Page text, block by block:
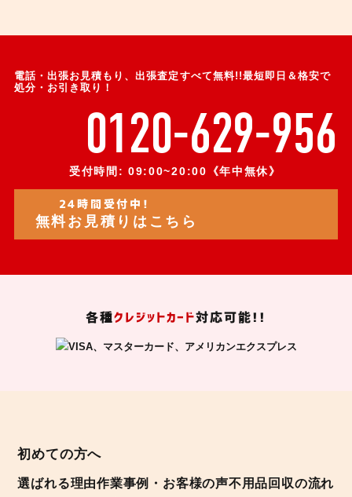
電話・出張お見積もり、出張査定すべて無料!!最短即日＆格安で
処分・お引き取り！
0120-629-956
受付時間: 09:00~20:00《年中無休》
24時間受付中!
無料お見積りはこちら
各種クレジットカード対応可能!!
初めての方へ
選ばれる理由作業事例・お客様の声不用品回収の流れ